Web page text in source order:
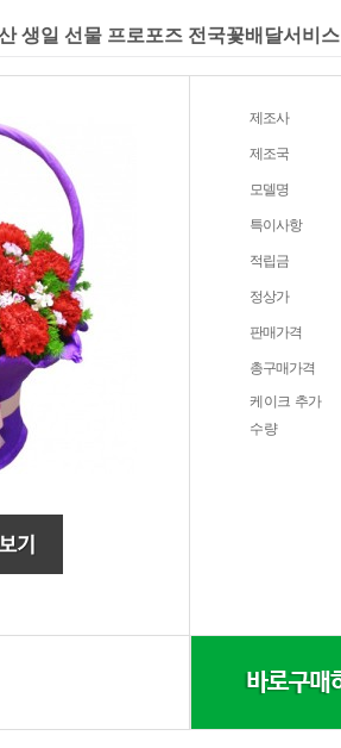
생일 선물 프로포즈 전국꽃배달서비스
제조사
제조국
모델명
특이사항
적립금
정상가
판매가격
총구매가격
케이크 추가
수량